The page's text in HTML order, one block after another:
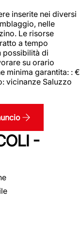
inserite nei diversi
nelle
Le risorse
a tempo
possibilità di
su orario
minima garantita: : €
vicinanze Saluzzo
-